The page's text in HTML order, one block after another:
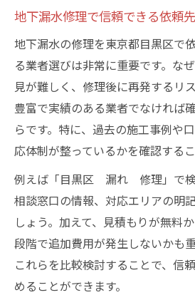
地下漏水修理で信頼できる依頼
地下漏水の修理を東京都目黒区で
る業者選びは非常に重要です。な
見が難しく、修理後に再発するリ
豊富で実績のある業者でなければ
らです。特に、過去の施工事例や
応体制が整っているかを確認するこ
例えば「目黒区 漏れ 修理」で検
相談窓口の情報、対応エリアの明
しょう。加えて、見積もりが無料
段階で追加費用が発生しないかも
これらを比較検討することで、信
めることができます。